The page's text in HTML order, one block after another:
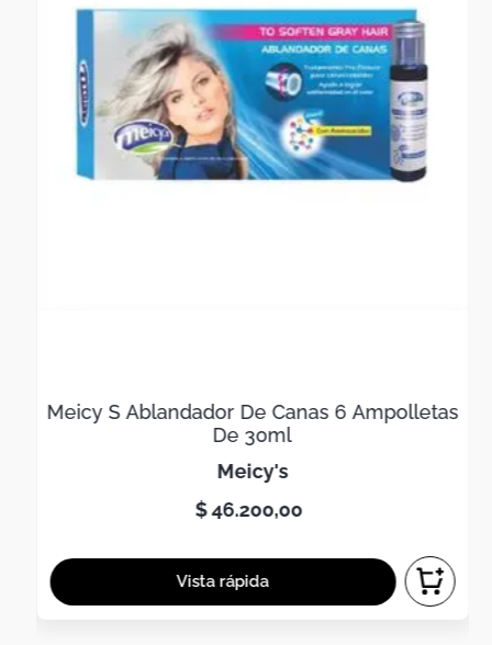
Meicy S Ablandador De Canas 6 Ampolletas
De 30ml
meicy's
$46.200,00